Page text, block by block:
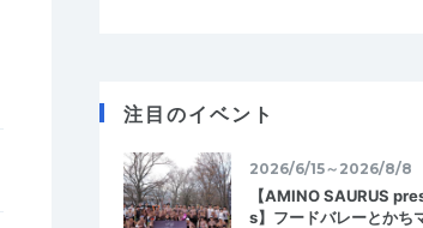
注目のイベント
2026/6/15～2026/8/8
【AMINO SAURUS
s】フードバレーとかち